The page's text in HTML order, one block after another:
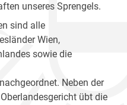
unseres Sprengels.
sind alle
Wien,
sowie die
Neben der
übt die